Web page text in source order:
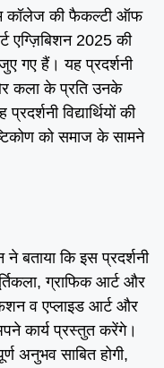
कॉलेज की फैकल्टी ऑफ
एग्ज़िबिशन 2025 की
गए हैं। यह प्रदर्शनी
कला के प्रति उनके
विद्यार्थियों की
को समाज के सामने
बताया कि इस प्रदर्शनी
ग्राफिक आर्ट और
व एप्लाइड आर्ट और
कार्य प्रस्तुत करेंगे।
अनुभव साबित होगी,